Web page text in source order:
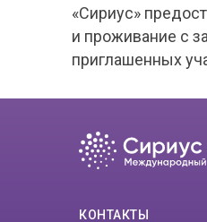
«Сириус»
и проживание с
приглашенных
КОНТАКТЫ